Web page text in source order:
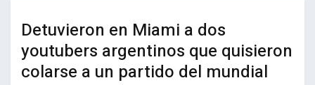
Detuvieron en Miami a dos
youtubers argentinos que quisieron
colarse a un partido del mundial